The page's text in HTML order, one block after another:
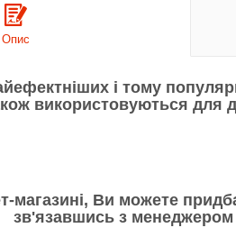
Опис
і тому
використовуються для
магазині, Ви можете
зв'язавшись з